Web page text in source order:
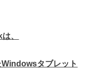
、
タブレット